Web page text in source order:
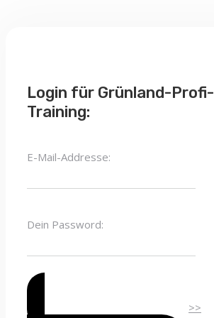
Login für Grünland-Profi-
Training:
E-Mail-Addresse:
Dein Password:
>>